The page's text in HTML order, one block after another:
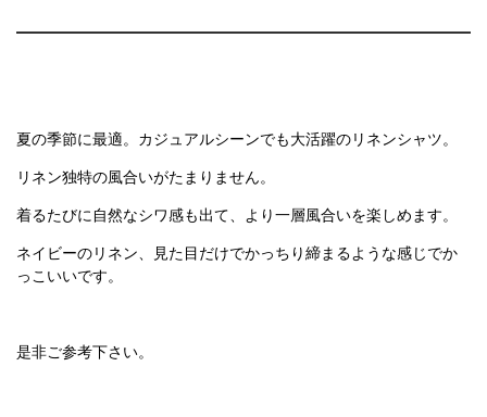
夏の季節に最適。カジュアルシーンでも大活躍のリネンシャツ。
リネン独特の風合いがたまりません。
着るたびに自然なシワ感も出て、より一層風合いを楽しめます。
ネイビーのリネン、見た目だけでかっちり締まるような感じでか
っこいいです。
是非ご参考下さい。